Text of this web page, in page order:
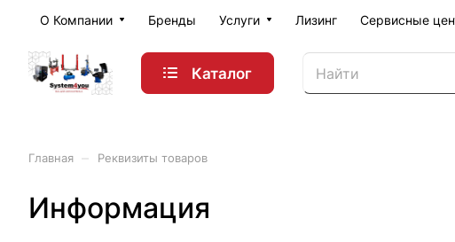
О Компании Бренды Услуги Лизинг Сервисные
Каталог
Главная Реквизиты товаров
Информация